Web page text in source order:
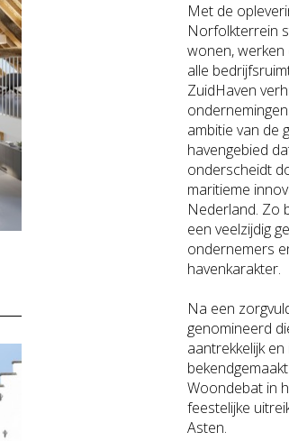
Met de
Norfolkterrein
wonen, werken
alle
ZuidHaven
ambitie van de
havengebied
onderscheidt
maritieme
Nederland. Zo
een veelzijdig
ondernemers
havenkarakter.
Na een
genomineerd
aantrekkelijk
Woondebat in
feestelijke
Asten.